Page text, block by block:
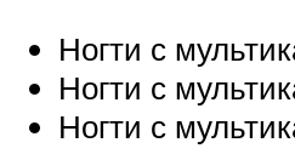
Ногти с
Ногти с
Ногти с